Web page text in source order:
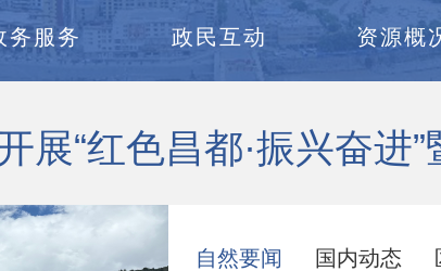
务服务 政民互动 资源概
“红色昌都·振兴奋进”
自然要闻 国内动态